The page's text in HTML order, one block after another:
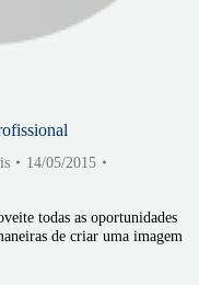
14/05/2015
todas as oportunidades
de criar uma imagem